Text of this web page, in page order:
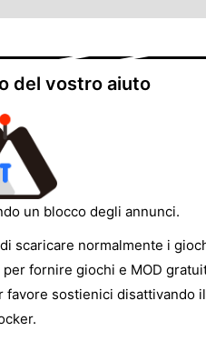
del vostro aiuto
un blocco degli annunci.
scaricare normalmente i
fornire giochi e MOD
sostienici disattivando